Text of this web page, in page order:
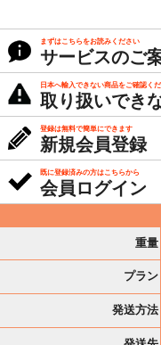
まずはこちらをお読みください
サービスのご
日本へ輸入できない商品をご確認く
取り扱いでき
登録は無料で簡単にできます
新規会員登録
既に登録済みの方はこちらから
会員ログイン
重量
プラン
発送方法